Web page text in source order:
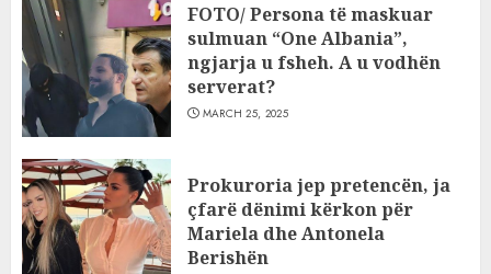
FOTO/ Persona të maskuar
sulmuan “One Albania”,
ngjarja u fsheh. A u vodhën
serverat?
MARCH 25, 2025
Prokuroria jep pretencën, ja
çfarë dënimi kërkon për
Mariela dhe Antonela
Berishën